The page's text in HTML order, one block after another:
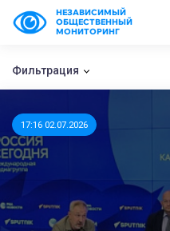
НЕЗАВИСИМЫЙ
ОБЩЕСТВЕННЫЙ
МОНИТОРИНГ
Фильтрация
17:16 02.07.2026